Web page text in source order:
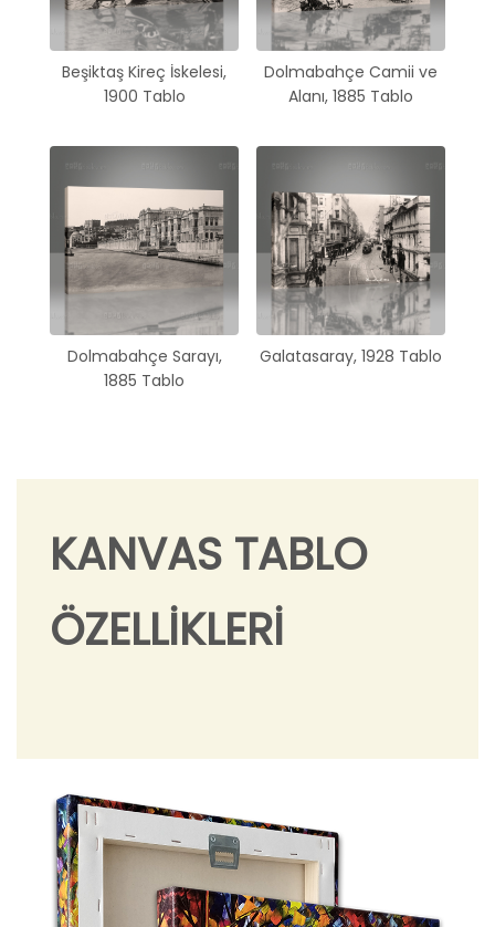
Beşiktaş Kireç İskelesi,
1900 Tablo
Dolmabahçe Camii ve
Alanı, 1885 Tablo
Dolmabahçe Sarayı,
1885 Tablo
Galatasaray, 1928 Tablo
KANVAS TABLO
ÖZELLİKLERİ